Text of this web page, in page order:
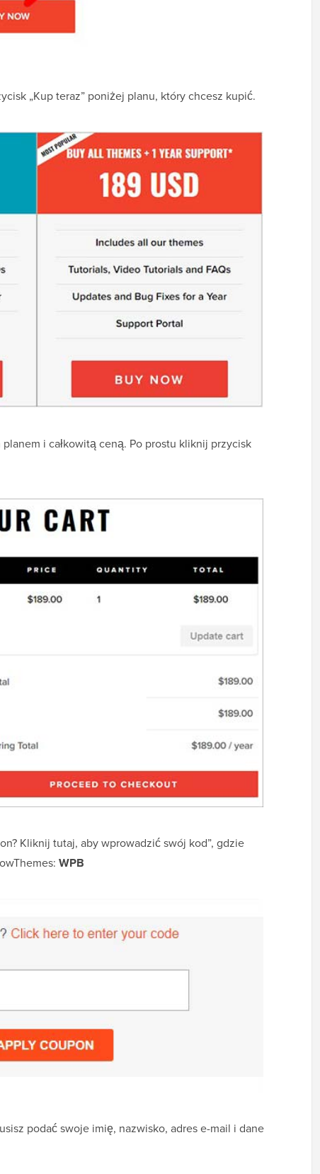
„Kup teraz” poniżej planu, który chcesz kupić.
i całkowitą ceną. Po prostu kliknij przycisk
Kliknij tutaj, aby wprowadzić swój kod”, gdzie
WPB
podać swoje imię, nazwisko, adres e-mail i dane